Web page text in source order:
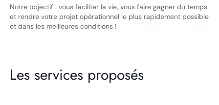
Notre objectif : vous faciliter la vie, vous faire gagner du temps
et rendre votre projet opérationnel le plus rapidement possible
et dans les meilleures conditions !
Les services proposés